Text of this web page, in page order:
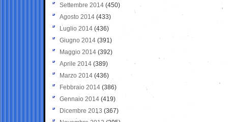
Settembre 2014 (450)
Agosto 2014 (433)
Luglio 2014 (436)
Giugno 2014 (391)
Maggio 2014 (392)
Aprile 2014 (389)
Marzo 2014 (436)
Febbraio 2014 (386)
Gennaio 2014 (419)
Dicembre 2013 (367)